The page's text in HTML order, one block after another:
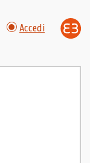
Accedi